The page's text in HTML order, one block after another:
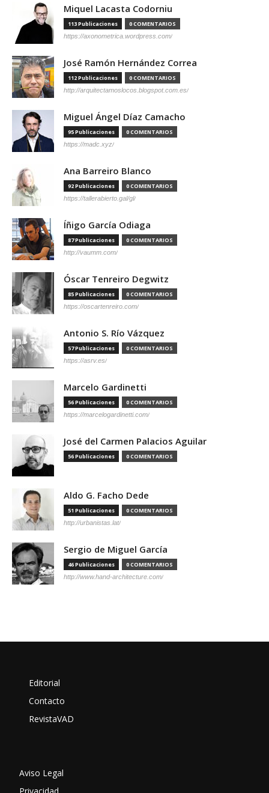
Miquel Lacasta Codorniu
113 Publicaciones 0 COMENTARIOS
https://axonometrica.wordpress.com/
José Ramón Hernández Correa
112 Publicaciones 0 COMENTARIOS
http://arquitectamoslocos.blogspot.com.es/
Miguel Ángel Díaz Camacho
95 Publicaciones 0 COMENTARIOS
https://madc.xyz/
Ana Barreiro Blanco
92 Publicaciones 0 COMENTARIOS
https://tallerabierto.gal/gl/
Íñigo García Odiaga
87 Publicaciones 0 COMENTARIOS
http://vaumm.com/
Óscar Tenreiro Degwitz
85 Publicaciones 0 COMENTARIOS
https://oscartenreiro.com/
Antonio S. Río Vázquez
57 Publicaciones 0 COMENTARIOS
https://asrv.es/
Marcelo Gardinetti
56 Publicaciones 0 COMENTARIOS
https://marcelogardinetti.com/
José del Carmen Palacios Aguilar
56 Publicaciones 0 COMENTARIOS
Aldo G. Facho Dede
51 Publicaciones 0 COMENTARIOS
http://urbanistas.lat/
Sergio de Miguel García
46 Publicaciones 0 COMENTARIOS
http://www.hand-architecture.com/
Editorial
Contacto
RevistaVAD
Aviso Legal